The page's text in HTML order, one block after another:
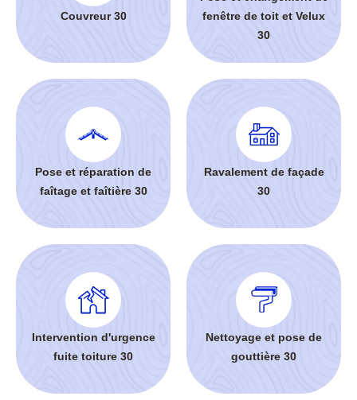
Couvreur 30
fenêtre de toit et Velux
30
Pose et réparation de
faîtage et faîtière 30
Ravalement de façade
30
Intervention d'urgence
fuite toiture 30
Nettoyage et pose de
gouttière 30